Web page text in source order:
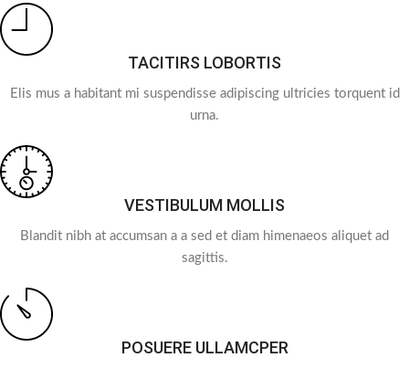
TACITIRS LOBORTIS
Elis mus a habitant mi suspendisse adipiscing ultricies torquent id
urna.
VESTIBULUM MOLLIS
Blandit nibh at accumsan a a sed et diam himenaeos aliquet ad
sagittis.
POSUERE ULLAMCPER